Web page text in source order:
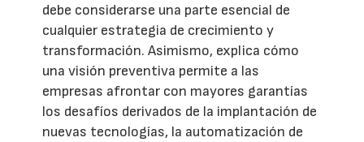
debe considerarse una parte esencial de
cualquier estrategia de crecimiento y
transformación. Asimismo, explica cómo
una visión preventiva permite a las
empresas afrontar con mayores garantías
los desafíos derivados de la implantación de
nuevas tecnologías, la automatización de